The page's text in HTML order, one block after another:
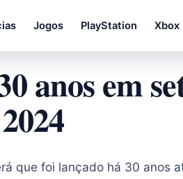
Jogos PlayStation Xbox
anos em
que foi lançado há 30 anos